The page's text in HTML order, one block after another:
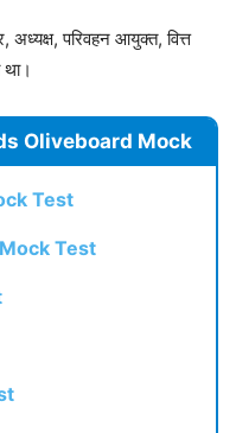
अध्यक्ष, परिवहन आयुक्त, वित्त
Oliveboard Mock
Test
Test